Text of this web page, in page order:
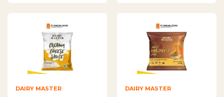
DAIRY MASTER DAIRY MASTER